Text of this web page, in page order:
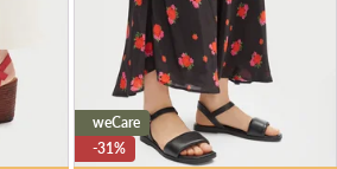
weCare
-31%